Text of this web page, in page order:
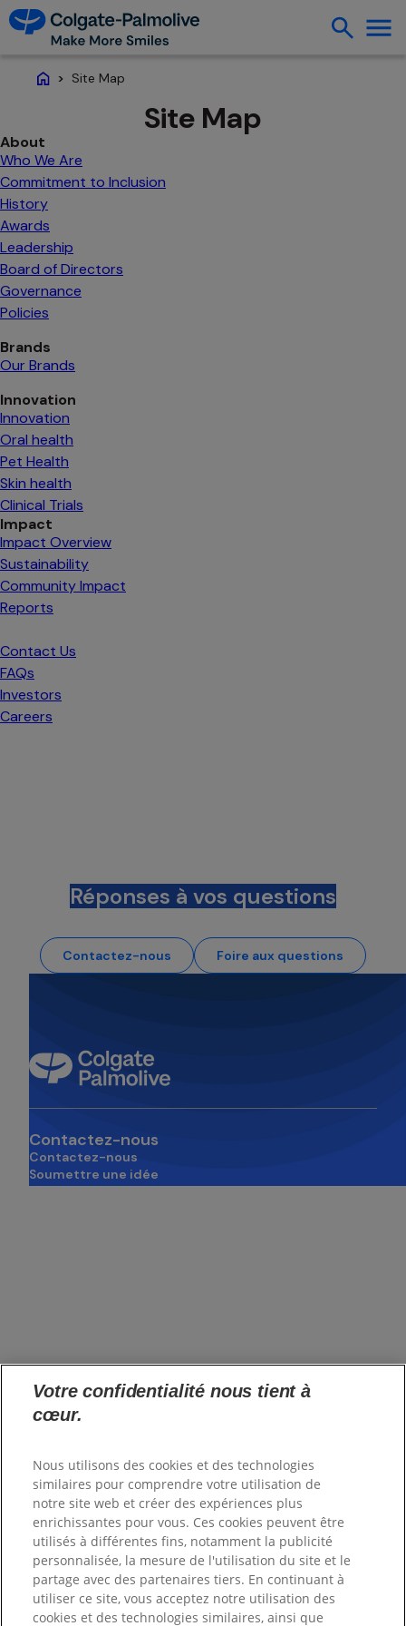
Site Map
Site Map
About
Who We Are
Commitment to Inclusion
History
Awards
Leadership
Board of Directors
Governance
Policies
Brands
Our Brands
Innovation
Innovation
Oral health
Pet Health
Skin health
Clinical Trials
Impact
Impact Overview
Sustainability
Community Impact
Reports
Contact Us
FAQs
Investors
s’ouvre dans un nouvel onglet
Careers
Réponses à vos questions
Contactez-nous Foire aux questions
Contactez-nous
Contactez-nous
Soumettre une idée
s’ouvre dans un nouvel onglet
Carrières
s’ouvre dans un nouvel onglet
Investisseurs
s’ouvre dans un nouvel onglet
Fournisseurs
s’ouvre dans un nouvel onglet
FAQs
Plan du site
Colgate.fr
s’ouvre dans un nouvel onglet
Colgate.Professional.fr
s’ouvre dans un nouvel onglet
Conditions d'utilisation
Conditions générales de vente
Votre confidentialité nous tient à
cœur.
Nous utilisons des cookies et des technologies
similaires pour comprendre votre utilisation de
notre site web et créer des expériences plus
enrichissantes pour vous. Ces cookies peuvent être
utilisés à différentes fins, notamment la publicité
personnalisée, la mesure de l'utilisation du site et le
partage avec des partenaires tiers. En continuant à
utiliser ce site, vous acceptez notre utilisation des
cookies et des technologies similaires, ainsi que